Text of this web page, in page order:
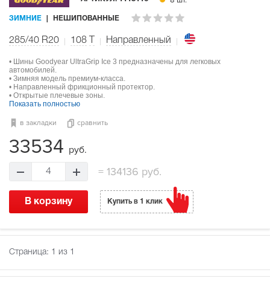
ЗИМНИЕ НЕШИПОВАННЫЕ
285/40 R20 108 Направленный
• Шины Goodyear UltraGrip Ice 3 предназначены для легковых
автомобилей.
• Зимняя модель премиум-класса.
• Направленный фрикционный протектор.
• Открытые плечевые зоны.
Показать полностью
в закладки сравнить
33534 руб.
4 = 134136 руб.
В корзину Купить в 1 клик
Страница: 1 из 1